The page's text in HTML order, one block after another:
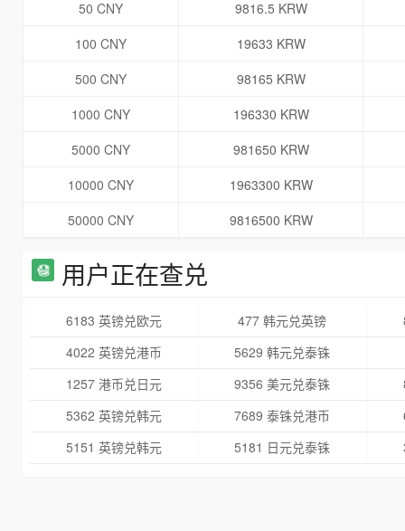
50 CNY
9816.5 KRW
100 CNY
19633 KRW
500 CNY
98165 KRW
1000 CNY
196330 KRW
5000 CNY
981650 KRW
10000 CNY
1963300 KRW
50000 CNY
9816500 KRW
用户正在查兑
6183 英镑兑欧元 477 韩元兑英镑
4022 英镑兑港币
5629 韩元兑泰铢
1257 港币兑日元
9356 美元兑泰铢
5362 英镑兑韩元
7689 泰铢兑港币
5151 英镑兑韩元
5181 日元兑泰铢